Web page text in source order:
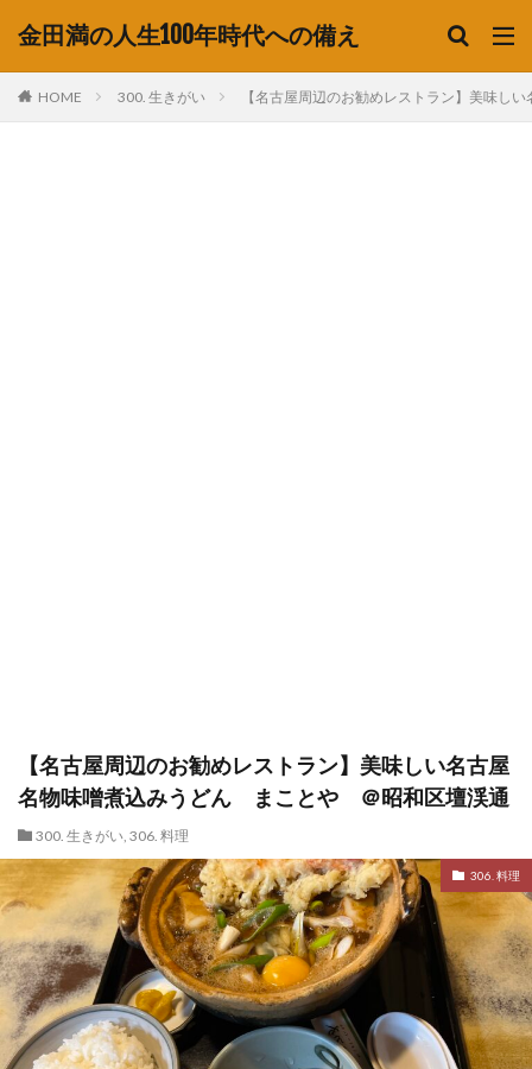
金田満の人生100年時代への備え
HOME 300. 生きがい 【名古屋周辺のお勧めレストラン】美味
【名古屋周辺のお勧めレストラン】美味しい名古屋
名物味噌煮込みうどん まことや ＠昭和区壇渓通
300. 生きがい, 306. 料理
306. 料理